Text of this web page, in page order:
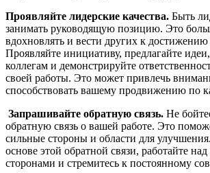
Проявляйте лидерские качества. Быть
занимать руководящую позицию. Это
вдохновлять и вести других к
Проявляйте инициативу, предлагайте
коллегам и демонстрируйте
своей работы. Это может привлечь
способствовать вашему продвижению по
Запрашивайте обратную связь. Не
обратную связь о вашей работе. Это
сильные стороны и области для
основе этой обратной связи, работайте
сторонами и стремитесь к постоянному